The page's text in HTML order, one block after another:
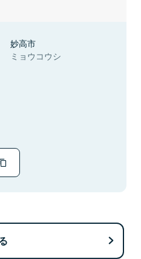
妙高市
ミョウコウシ